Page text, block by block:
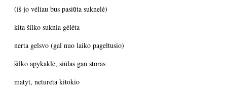
(iš jo vėliau bus pasiūta suknelė)
kita šilko suknia gėlėta
nerta gelsvo (gal nuo laiko pageltusio)
šilko apykaklė, siūlas gan storas
matyt, neturėta kitokio